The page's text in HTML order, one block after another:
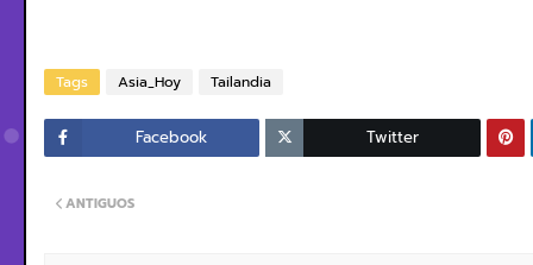
Tags Asia_Hoy Tailandia
Facebook Twitter
ANTIGUOS